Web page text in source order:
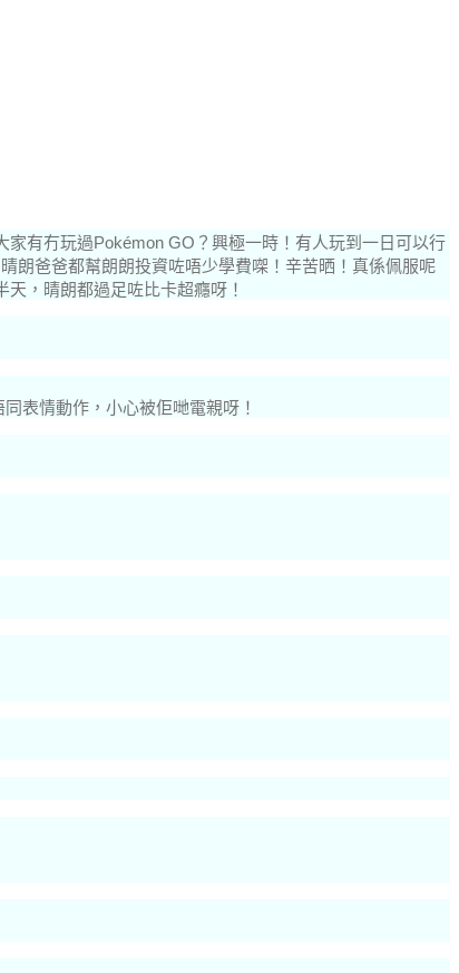
有冇玩過Pokémon GO？興極一時！ 有人玩到一日可以行
朗爸爸都幫朗朗投資咗唔少學費㗎！辛苦晒！ 真係佩服呢
，晴朗都過足咗比卡超癮呀！
表情動作，小心被佢哋電親呀！